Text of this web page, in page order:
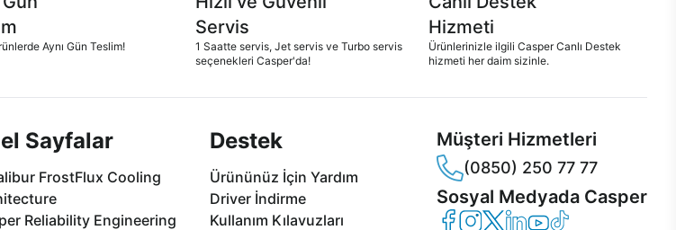
Aynı Gün Teslim!
Servis
1 Saatte servis, Jet servis ve Turbo servis
seçenekleri Casper'da!
Hizmeti
Ürünlerinizle ilgili Casper Canlı Destek
hizmeti her daim sizinle.
Sayfalar
FrostFlux Cooling
Reliability Engineering
Destek
Ürününüz İçin Yardım
Driver İndirme
Kullanım Kılavuzları
Müşteri Hizmetleri
(0850) 250 77 77
Sosyal Medyada Casper
Casper Facebook
Casper Instagram
Casper Twitter
Casper LinkedIn
Casper YouTube
Casper TikTok